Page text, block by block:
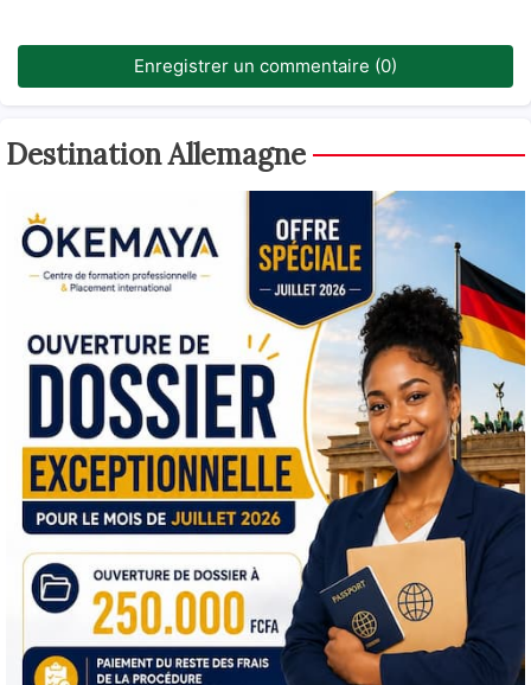
Enregistrer un commentaire (0)
Destination Allemagne